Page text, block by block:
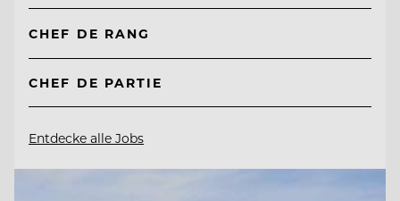
CHEF DE RANG
CHEF DE PARTIE
Entdecke alle Jobs